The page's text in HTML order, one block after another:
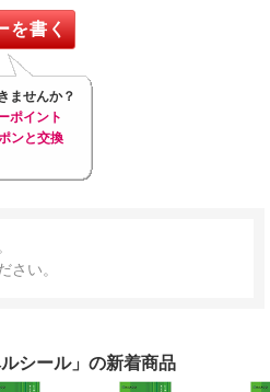
を書く
ませんか？
ポイント
ンと交換
さい。
シール」の新着商品